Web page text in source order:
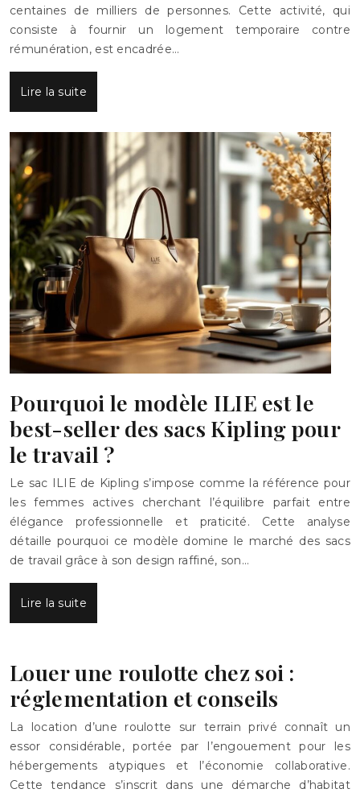
centaines de milliers de personnes. Cette activité, qui
consiste à fournir un logement temporaire contre
rémunération, est encadrée…
Lire la suite
Pourquoi le modèle ILIE est le
best-seller des sacs Kipling pour
le travail ?
Le sac ILIE de Kipling s’impose comme la référence pour
les femmes actives cherchant l’équilibre parfait entre
élégance professionnelle et praticité. Cette analyse
détaille pourquoi ce modèle domine le marché des sacs
de travail grâce à son design raffiné, son…
Lire la suite
Louer une roulotte chez soi :
réglementation et conseils
La location d’une roulotte sur terrain privé connaît un
essor considérable, portée par l’engouement pour les
hébergements atypiques et l’économie collaborative.
Cette tendance s’inscrit dans une démarche d’habitat